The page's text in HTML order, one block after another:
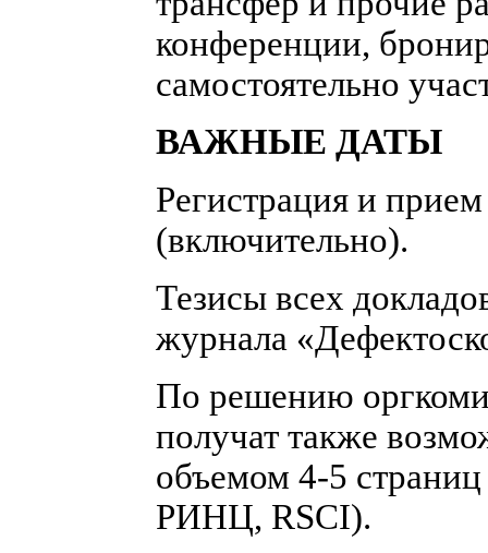
конференции,
самостоятельно
ВАЖНЫЕ ДАТЫ
Регистрация и
(включительно).
Тезисы всех
журнала
По решению
получат также
объемом 4-5
РИНЦ, RSCI).